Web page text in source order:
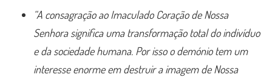
“A consagração ao Imaculado Coração de Nossa
Senhora significa uma transformação total do indivíduo
e da sociedade humana. Por isso o demónio tem um
interesse enorme em destruir a imagem de Nossa